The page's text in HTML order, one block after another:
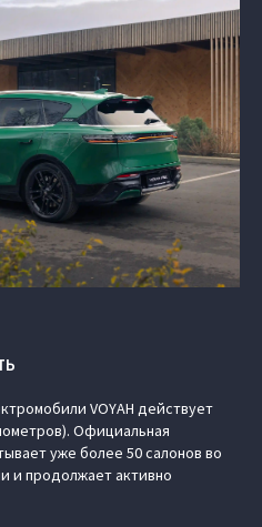
VOYAH действует
Официальная
уже более 50 салонов во
и продолжает активно